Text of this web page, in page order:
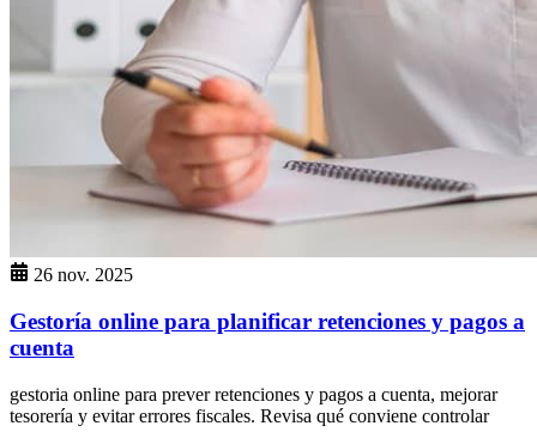
26 nov. 2025
Gestoría online para planificar retenciones y pagos a
cuenta
gestoria online para prever retenciones y pagos a cuenta, mejorar
tesorería y evitar errores fiscales. Revisa qué conviene controlar